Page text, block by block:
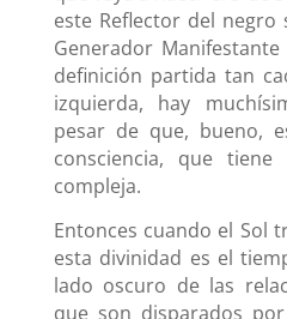
este Reflector del negro
Generador
definición partida tan
izquierda, hay
pesar de que, bueno,
consciencia, que
compleja.
Entonces cuando el Sol
esta divinidad es el
lado oscuro de las
que son disparados